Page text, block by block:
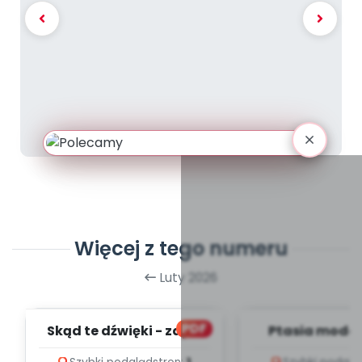
Więcej z tego numeru
Luty 2026
PDF
Skąd te dźwięki - zapis
Ptasia moda